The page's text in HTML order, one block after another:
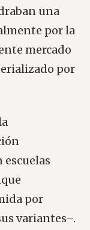
una
por la
mercado
por
escuelas
por
variantes–.